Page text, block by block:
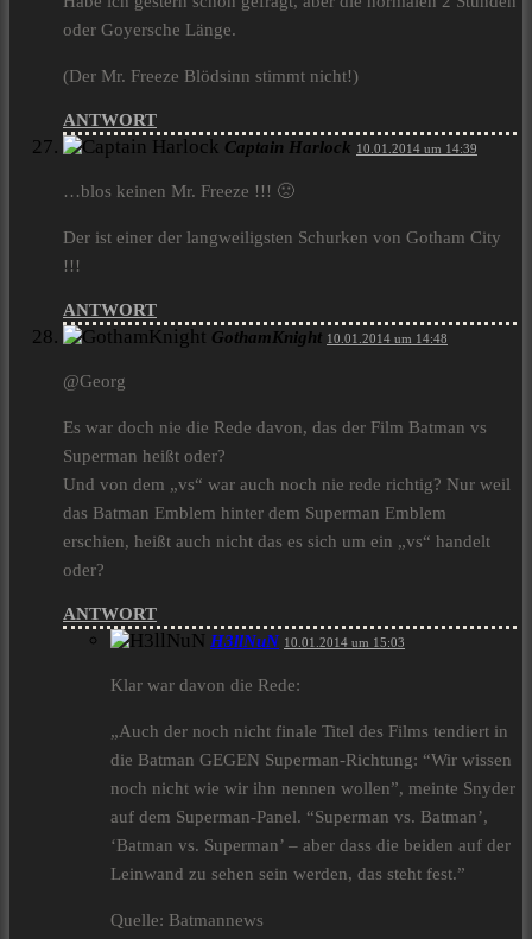
oder Goyersche Länge.
(Der Mr. Freeze Blödsinn stimmt nicht!)
ANTWORT
Captain Harlock 10.01.2014 um 14:39
…blos keinen Mr. Freeze !!! 🙁
Der ist einer der langweiligsten Schurken von Gotham City
!!!
ANTWORT
GothamKnight 10.01.2014 um 14:48
@Georg
Es war doch nie die Rede davon, das der Film Batman vs
Superman heißt oder?
Und von dem „vs“ war auch noch nie rede richtig? Nur weil
das Batman Emblem hinter dem Superman Emblem
erschien, heißt auch nicht das es sich um ein „vs“ handelt
oder?
ANTWORT
H3llNuN 10.01.2014 um 15:03
Klar war davon die Rede:
„Auch der noch nicht finale Titel des Films tendiert in
die Batman GEGEN Superman-Richtung: “Wir wissen
noch nicht wie wir ihn nennen wollen”, meinte Snyder
auf dem Superman-Panel. “Superman vs. Batman’,
‘Batman vs. Superman’ – aber dass die beiden auf der
Leinwand zu sehen sein werden, das steht fest.”
Quelle: Batmannews